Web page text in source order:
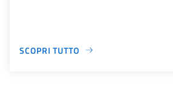
SCOPRI TUTTO